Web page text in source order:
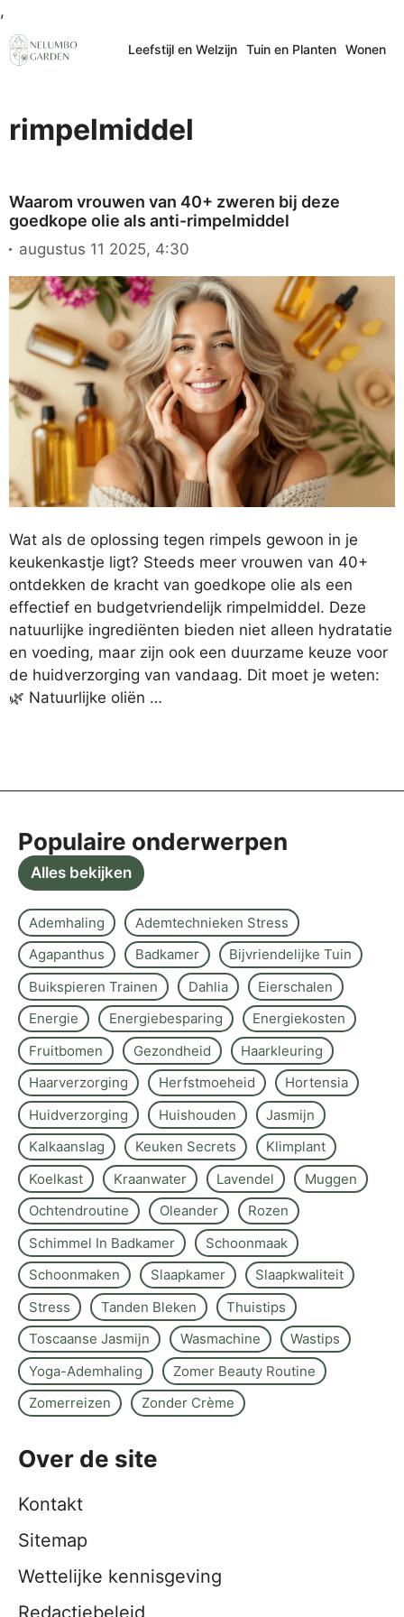
,
naar
de
Leefstijl en Welzijn Tuin en Planten Wonen
rimpelmiddel
Waarom vrouwen van 40+ zweren bij deze
goedkope olie als anti-rimpelmiddel
augustus 11 2025, 4:30
Wat als de oplossing tegen rimpels gewoon in je
keukenkastje ligt? Steeds meer vrouwen van 40+
ontdekken de kracht van goedkope olie als een
effectief en budgetvriendelijk rimpelmiddel. Deze
natuurlijke ingrediënten bieden niet alleen hydratatie
en voeding, maar zijn ook een duurzame keuze voor
de huidverzorging van vandaag. Dit moet je weten:
🌿 Natuurlijke oliën …
Populaire onderwerpen
Alles bekijken
Ademhaling
Ademtechnieken Stress
Agapanthus
Badkamer
Bijvriendelijke Tuin
Buikspieren Trainen
Dahlia
Eierschalen
Energie
Energiebesparing
Energiekosten
Fruitbomen
Gezondheid
Haarkleuring
Haarverzorging
Herfstmoeheid
Hortensia
Huidverzorging
Huishouden
Jasmijn
Kalkaanslag
Keuken Secrets
Klimplant
Koelkast
Kraanwater Lavendel
Muggen
Ochtendroutine
Oleander
Rozen
Schimmel In Badkamer
Schoonmaak
Schoonmaken
Slaapkamer
Slaapkwaliteit
Stress
Tanden Bleken
Thuistips
Toscaanse Jasmijn
Wasmachine
Wastips
Yoga-Ademhaling
Zomer Beauty Routine
Zomerreizen
Zonder Crème
Over de site
Kontakt
Sitemap
Wettelijke kennisgeving
Redactiebeleid